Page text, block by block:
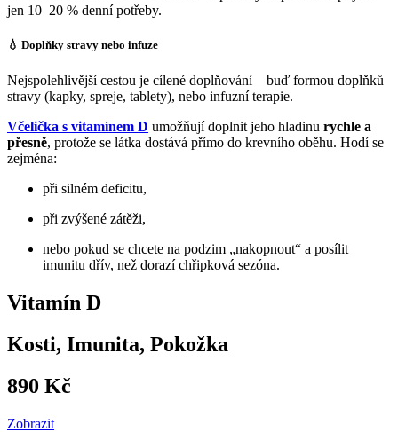
jen 10–20 % denní potřeby.
💧 Doplňky stravy nebo infuze
Nejspolehlivější cestou je cílené doplňování – buď formou doplňků
stravy (kapky, spreje, tablety), nebo infuzní terapie.
Včelička s vitamínem D umožňují doplnit jeho hladinu rychle a
přesně, protože se látka dostává přímo do krevního oběhu. Hodí se
zejména:
při silném deficitu,
při zvýšené zátěži,
nebo pokud se chcete na podzim „nakopnout“ a posílit
imunitu dřív, než dorazí chřipková sezóna.
Vitamín D
Kosti, Imunita, Pokožka
890 Kč
Zobrazit